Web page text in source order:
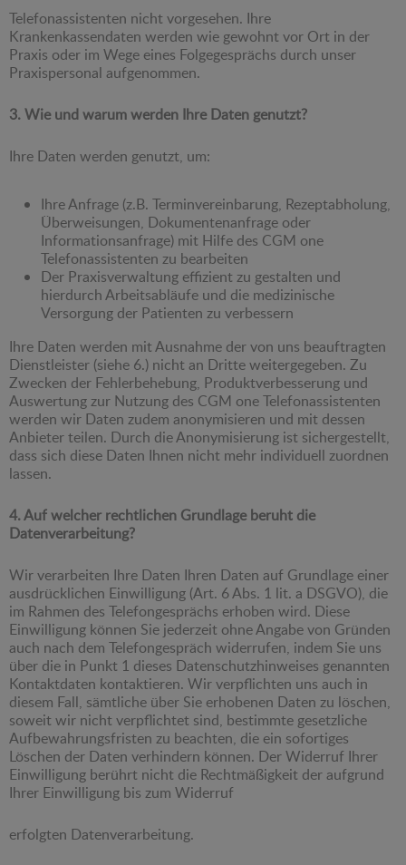
Telefonassistenten nicht vorgesehen. Ihre
Krankenkassendaten werden wie gewohnt vor Ort in der
Praxis oder im Wege eines Folgegesprächs durch unser
Praxispersonal aufgenommen.
3. Wie und warum werden Ihre Daten genutzt?
Ihre Daten werden genutzt, um:
Ihre Anfrage (z.B. Terminvereinbarung, Rezeptabholung,
Überweisungen, Dokumentenanfrage oder
Informationsanfrage) mit Hilfe des CGM one
Telefonassistenten zu bearbeiten
Der Praxisverwaltung effizient zu gestalten und
hierdurch Arbeitsabläufe und die medizinische
Versorgung der Patienten zu verbessern
Ihre Daten werden mit Ausnahme der von uns beauftragten
Dienstleister (siehe 6.) nicht an Dritte weitergegeben. Zu
Zwecken der Fehlerbehebung, Produktverbesserung und
Auswertung zur Nutzung des CGM one Telefonassistenten
werden wir Daten zudem anonymisieren und mit dessen
Anbieter teilen. Durch die Anonymisierung ist sichergestellt,
dass sich diese Daten Ihnen nicht mehr individuell zuordnen
lassen.
4. Auf welcher rechtlichen Grundlage beruht die
Datenverarbeitung?
Wir verarbeiten Ihre Daten Ihren Daten auf Grundlage einer
ausdrücklichen Einwilligung (Art. 6 Abs. 1 lit. a DSGVO), die
im Rahmen des Telefongesprächs erhoben wird. Diese
Einwilligung können Sie jederzeit ohne Angabe von Gründen
auch nach dem Telefongespräch widerrufen, indem Sie uns
über die in Punkt 1 dieses Datenschutzhinweises genannten
Kontaktdaten kontaktieren. Wir verpflichten uns auch in
diesem Fall, sämtliche über Sie erhobenen Daten zu löschen,
soweit wir nicht verpflichtet sind, bestimmte gesetzliche
Aufbewahrungsfristen zu beachten, die ein sofortiges
Löschen der Daten verhindern können. Der Widerruf Ihrer
Einwilligung berührt nicht die Rechtmäßigkeit der aufgrund
Ihrer Einwilligung bis zum Widerruf
erfolgten Datenverarbeitung.